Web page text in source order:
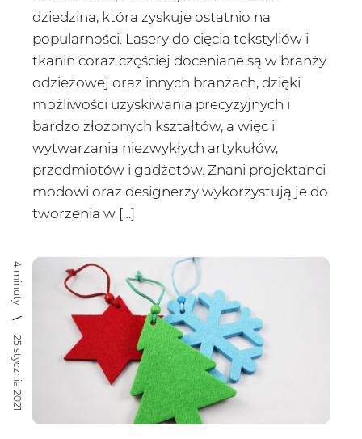
dziedzina, która zyskuje ostatnio na
popularności. Lasery do cięcia tekstyliów i
tkanin coraz częściej doceniane są w branży
odzieżowej oraz innych branżach, dzięki
możliwości uzyskiwania precyzyjnych i
bardzo złożonych kształtów, a więc i
wytwarzania niezwykłych artykułów,
przedmiotów i gadżetów. Znani projektanci
modowi oraz designerzy wykorzystują je do
tworzenia w […]
4 minuty
25 stycznia 2021